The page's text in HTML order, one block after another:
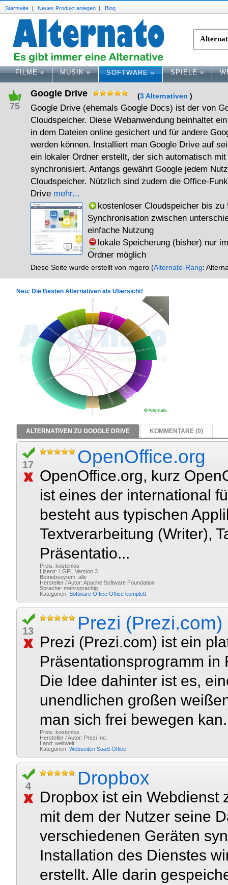
Startseite | Neues Produkt anlegen | Blog
FILME» MUSIK» SOFTWARE» SPIELE»
75
Google Drive (3 Alternativen )
Google Drive (ehemals Google Docs) ist der von
Cloudspeicher. Diese Webanwendung beinhaltet
in dem Dateien online gesichert und für andere
werden können. Installiert man Google Drive auf
ein lokaler Ordner erstellt, der sich automatisch mit
synchronisiert. Anfangs gewährt Google jedem
Cloudspeicher. Nützlich sind zudem die Office-
Drive mehr...
kostenloser Cloudspeicher bis zu
Synchronisation zwischen
einfache Nutzung
lokale Speicherung (bisher) nur
Ordner möglich
Diese Seite wurde erstellt von mgero (Alternato-Rang:
Neu: Die Besten Alternativen als Übersicht!
ALTERNATIVEN ZU GOOGLE DRIVE KOMMENTARE (0)
17 OpenOffice.org
OpenOffice.org, kurz
ist eines der international
besteht aus typischen
Textverarbeitung (Writer),
Präsentatio...
Preis: kostenlos
Lizenz: LGPL Version 3
Betriebssytem: alle
Hersteller / Autor: Apache Software Foundation
Sprache: mehrsprachig
Kategorien: Software Office Office komplett
13 Prezi (Prezi.com)
Prezi (Prezi.com) ist ein
Präsentationsprogramm in
Die Idee dahinter ist es,
unendlichen großen
man sich frei bewegen
Preis: kostenlos
Hersteller / Autor: Prezi Inc.
Land: weltweit
Kategorien: Webseiten SaaS Office
4 Dropbox
Dropbox ist ein Webdienst
mit dem der Nutzer seine
verschiedenen Geräten
Installation des Dienstes
erstellt. Alle darin